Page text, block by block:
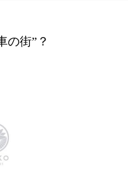
の街”？